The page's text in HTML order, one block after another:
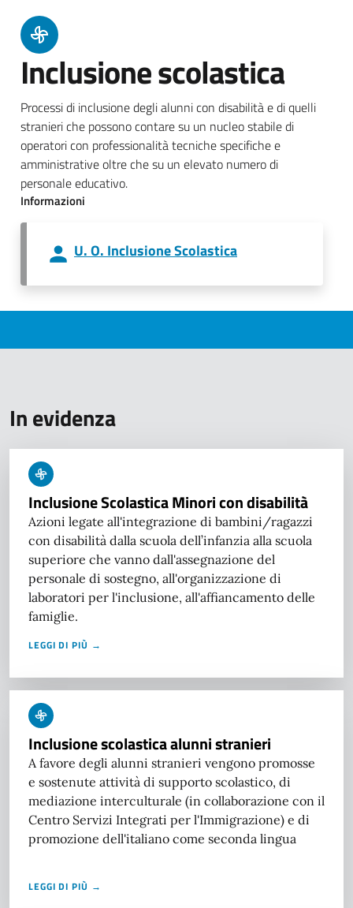
Inclusione scolastica
Processi di inclusione degli alunni con disabilità e di quelli
stranieri che possono contare su un nucleo stabile di
operatori con professionalità tecniche specifiche e
amministrative oltre che su un elevato numero di
personale educativo.
Informazioni
U. O. Inclusione Scolastica
In evidenza
Inclusione Scolastica Minori con disabilità
Azioni legate all'integrazione di bambini/ragazzi
con disabilità dalla scuola dell’infanzia alla scuola
superiore che vanno dall'assegnazione del
personale di sostegno, all'organizzazione di
laboratori per l'inclusione, all'affiancamento delle
famiglie.
LEGGI DI PIÙ →
Inclusione scolastica alunni stranieri
A favore degli alunni stranieri vengono promosse
e sostenute attività di supporto scolastico, di
mediazione interculturale (in collaborazione con il
Centro Servizi Integrati per l'Immigrazione) e di
promozione dell'italiano come seconda lingua
LEGGI DI PIÙ →